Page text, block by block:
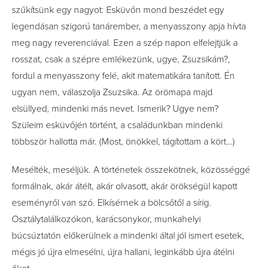
szűkítsünk egy nagyot: Esküvőn mond beszédet egy
legendásan szigorú tanárember, a menyasszony apja hívta
meg nagy reverenciával. Ezen a szép napon elfelejtjük a
rosszat, csak a szépre emlékezünk, ugye, Zsuzsikám?,
fordul a menyasszony felé, akit matematikára tanított. Én
ugyan nem, válaszolja Zsuzsika. Az örömapa majd
elsüllyed, mindenki más nevet. Ismerik? Ugye nem?
Szüleim esküvőjén történt, a családunkban mindenki
többször hallotta már. (Most, önökkel, tágítottam a kört…)
Mesélték, meséljük. A történetek összekötnek, közösséggé
formálnak, akár átélt, akár olvasott, akár örökségül kapott
eseményről van szó. Elkísérnek a bölcsőtől a sírig.
Osztálytalálkozókon, karácsonykor, munkahelyi
búcsúztatón előkerülnek a mindenki által jól ismert esetek,
mégis jó újra elmesélni, újra hallani, leginkább újra átélni